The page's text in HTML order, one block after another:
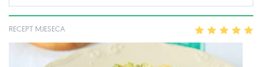
RECEPT MJESECA 2 3 4